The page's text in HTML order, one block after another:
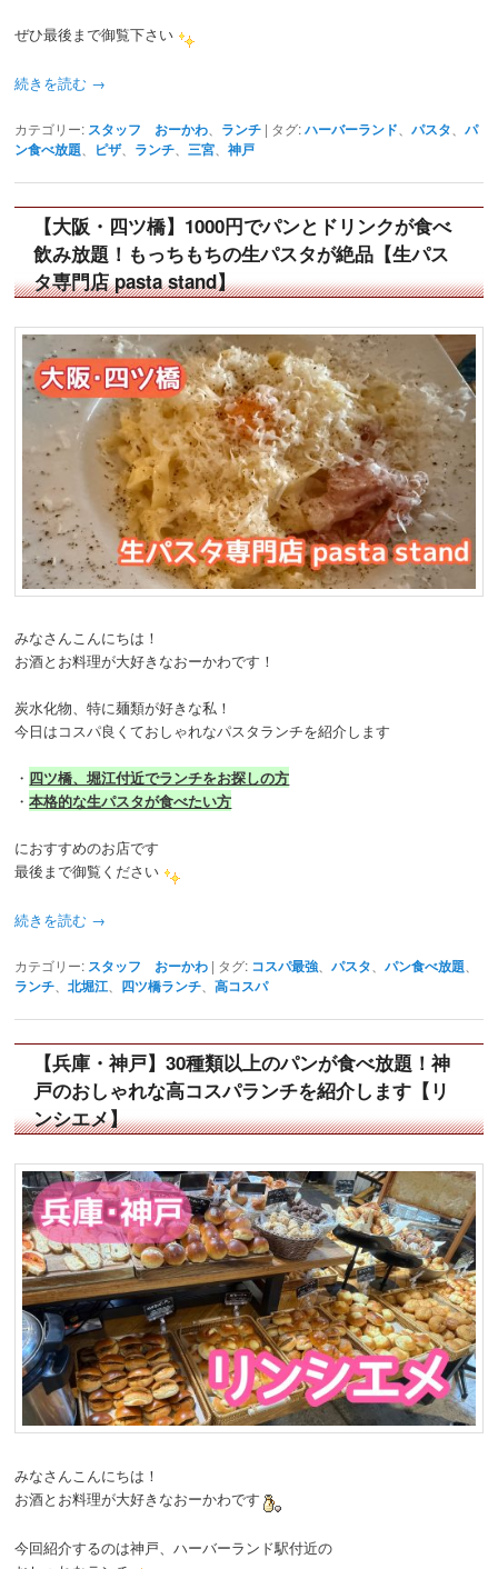
ぜひ最後まで御覧下さい
続きを読む →
カテゴリー: スタッフ おーかわ ランチ | タグ: ハーバーランド 、パスタ 、パ
ン食べ放題
ピザ、 ランチ 三宮 、神戸
【大阪・四ツ橋】1000円でパンとドリンクが食べ
飲み放題！もっちもちの生パスタが絶品【生パス
タ専門店 pasta stand】
みなさんこんにちは！
お酒とお料理が大好きなおーかわです！
炭水化物、特に麺類が好きな私！
今日はコスパ良くておしゃれなパスタランチを紹介します
・ 四ツ橋、堀江付近でランチをお探しの方
・本格的な生パスタが食べたい方
におすすめのお店です
最後まで御覧ください
続きを読む →
カテゴリー: スタッフ おーかわ | タグ: コスパ最強 、パスタ 、パン食べ放題
ランチ 、北堀江 四ツ橋ランチ 、高コスパ
【兵庫・神戸】30種類以上のパンが食べ放題！神
戸のおしゃれな高コスパランチを紹介します【リ
ンシエメ】
みなさんこんにちは！
お酒とお料理が大好きなおーかわです
今回紹介するのは神戸、ハーバーランド駅付近の